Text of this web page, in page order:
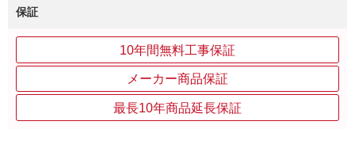
保証
10年間無料工事保証
メーカー商品保証
最長10年商品延長保証